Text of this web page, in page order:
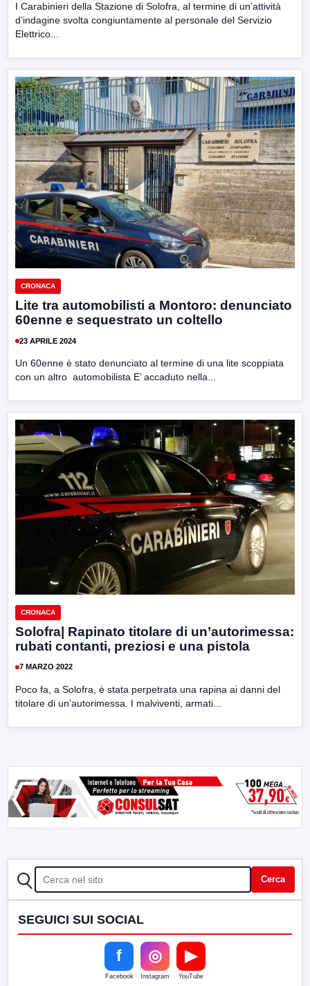
I Carabinieri della Stazione di Solofra, al termine di un’attività
d’indagine svolta congiuntamente al personale del Servizio
Elettrico...
CRONACA
Lite tra automobilisti a Montoro: denunciato
60enne e sequestrato un coltello
23 APRILE 2024
Un 60enne è stato denunciato al termine di una lite scoppiata
con un altro automobilista E’ accaduto nella...
CRONACA
Solofra| Rapinato titolare di un’autorimessa:
rubati contanti, preziosi e una pistola
7 MARZO 2022
Poco fa, a Solofra, è stata perpetrata una rapina ai danni del
titolare di un’autorimessa. I malviventi, armati...
CERCA Cerca
SEGUICI SUI SOCIAL
f
Facebook
◎
Instagram
▶
YouTube